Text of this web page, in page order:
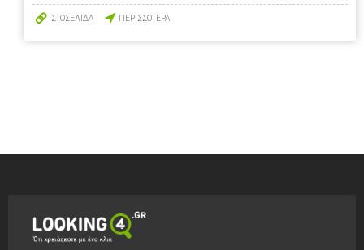
ΙΣΤΟΣΕΛΙΔΑ ΠΕΡΙΣΣΟΤΕΡΑ